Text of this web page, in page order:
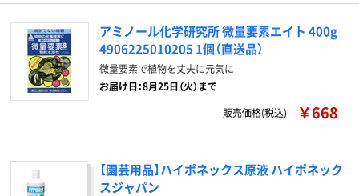
アミノール化学研究所 微量要素エイト 400g
4906225010205 1個（直送品）
微量要素で植物を丈夫に元気に
お届け日：8月25日（火）まで
販売価格(税込)
￥668
【園芸用品】ハイポネックス原液 ハイポネック
スジャパン